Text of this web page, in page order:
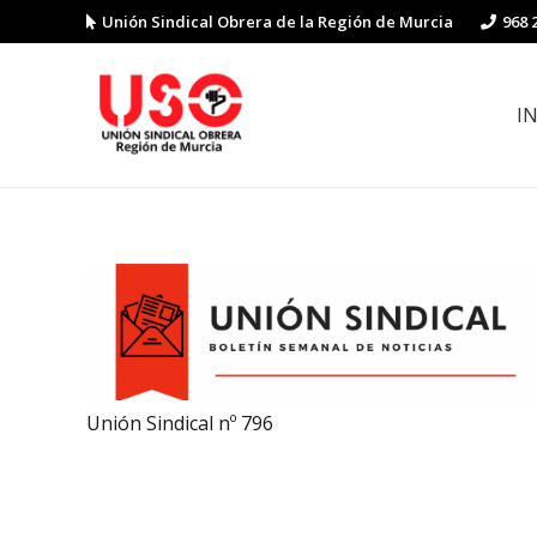
Unión Sindical Obrera de la Región de Murcia 968
Unión Sindical nº 796